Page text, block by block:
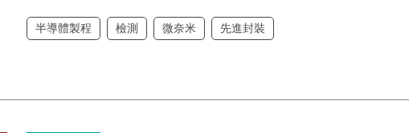
半導體製程 檢測 微奈米 先進封裝